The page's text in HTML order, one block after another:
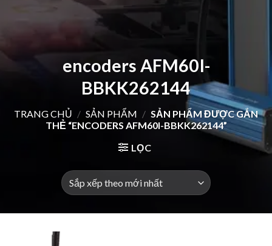
encoders AFM60I-
BBKK262144
TRANG CHỦ / SẢN PHẨM / SẢN PHẨM ĐƯỢC GẮN
THẺ “ENCODERS AFM60I-BBKK262144”
LỌC